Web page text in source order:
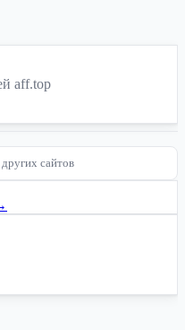
aff.top
сайтов